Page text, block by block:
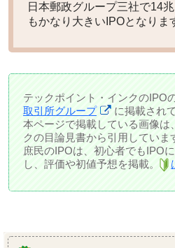
日本郵政グループ三社で14
もかなり大きいIPOとなりま
テックポイント・インクのIPO
取引所グループ
に掲載され
本ページで掲載している画像は
クの目論見書から引用していま
庶民のIPOは、初心者でもIPO
し、評価や初値予想を掲載。